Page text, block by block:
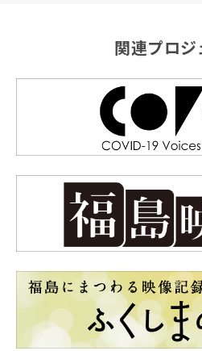
関連プロジ